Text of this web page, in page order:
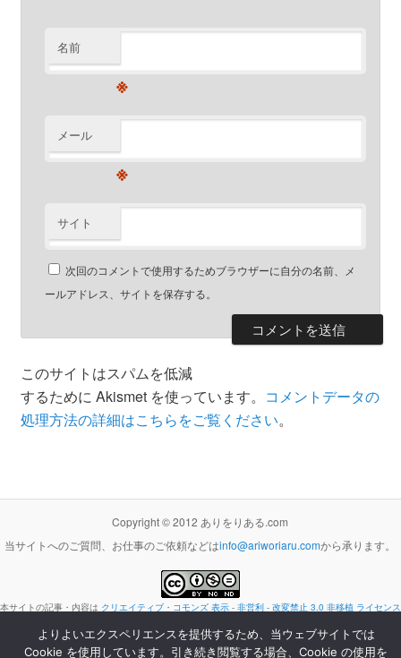
名前
※
メール
※
サイト
次回のコメントで使用するためブラウザーに自分の名前、メ
ールアドレス、サイトを保存する。
このサイトはスパムを低減
するために Akismet を使っています。 コメントデータの
処理方法の詳細はこちらをご覧ください。
Copyright © 2012 ありをりある.com
当サイトへのご質問、お仕事のご依頼などはinfo@ariworiaru.comから承ります。
本サイトの記事・内容は クリエイティブ・コモンズ 表示 - 非営利 - 改変禁止 3.0 非移植 ライセンス
Proudly powered by WordPress
よりよいエクスペリエンスを提供するため、当ウェブサイトでは
Cookie を使用しています。引き続き閲覧する場合、Cookie の使用を